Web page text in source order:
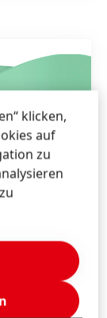
klicken,
auf
zu